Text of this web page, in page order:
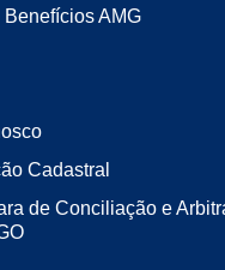
AMG
Cadastral
de Conciliação e